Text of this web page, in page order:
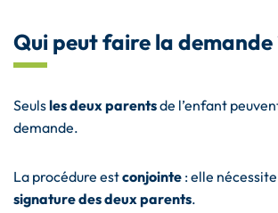
Qui peut faire la demande
Seulsles deux parentsde l’enfant
demande.
La procédure estconjointe : elle
signature des deux parents.